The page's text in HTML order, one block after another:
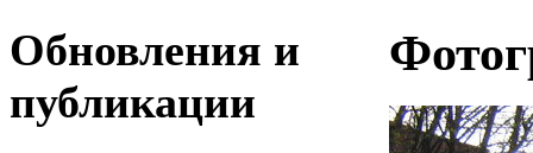
Обновления и
публикации